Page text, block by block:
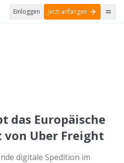
Einloggen Jetzt anfangen
das Europäische
von Uber Freight
digitale Spedition im